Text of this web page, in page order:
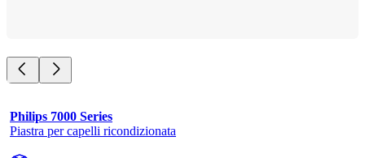
Philips 7000 Series
Piastra per capelli ricondizionata